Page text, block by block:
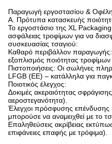
Παραγωγή εργοστασίου &
Α. Πρότυπα κατασκευής
Το εργοστάσιο της XL
ασφάλειας τροφίμων για να
συσκευασίας τσαγιού:
Καθαρό περιβάλλον
εξοπλισμός ποιότητας
Πιστοποιήσεις: Οι σωλήνες
LFGB (ΕΕ) – κατάλληλα για
Ποιοτικός έλεγχος:
Δοκιμές ακεραιότητας
αεροστεγανότητα).
Έλεγχοι πρόσφυσης επένδυσης
μπορούσε να αναμειχθεί με το
Επαληθεύσεις ακρίβειας
επιφάνειες επαφής με τρόφιμα).